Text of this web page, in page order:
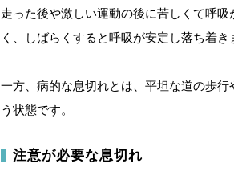
走った後や激しい運動の後に苦しくて呼
く、しばらくすると呼吸が安定し落ち着き
一方、病的な息切れとは、平坦な道の歩
う状態です。
注意が必要な息切れ